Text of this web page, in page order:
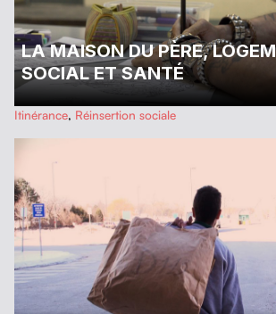
LA MAISON DU PÈRE,
SOCIAL ET SANTÉ
Itinérance, Réinsertion sociale